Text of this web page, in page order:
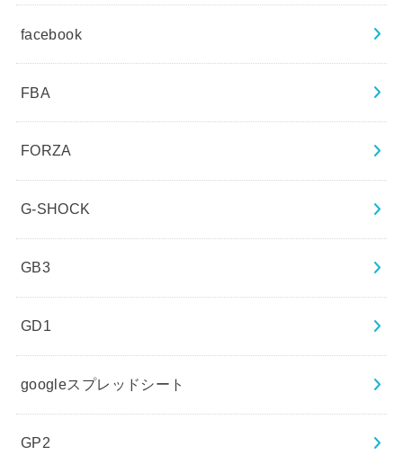
facebook
FBA
FORZA
G-SHOCK
GB3
GD1
googleスプレッドシート
GP2